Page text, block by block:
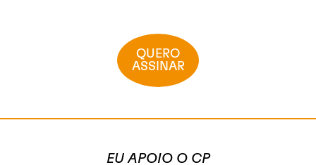
QUERO
ASSINAR
EU APOIO O CP